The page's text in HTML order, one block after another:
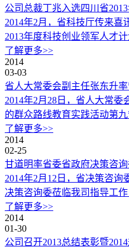
公司总裁丁兆入选四川省
2014年2月，省科技厅传来喜
2013年度科技创业领军人才
了解更多>>
2014
03-03
省人大常委会副主任张东升
2014年2月28日，省人大常
的群众路线教育实践活动第
了解更多>>
2014
02-25
甘道明率省委省政府决策咨
2014年2月12日，省决策咨
决策咨询委莅临我司指导工
了解更多>>
2014
01-30
公司召开2013总结表彰暨